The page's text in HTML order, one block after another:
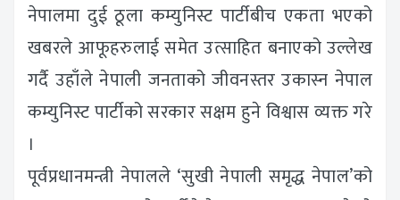
नेपालमा दुई ठूला कम्युनिस्ट पार्टीबीच एकता भएको
खबरले आफूहरुलाई समेत उत्साहित बनाएको उल्लेख
गर्दै उहाँले नेपाली जनताको जीवनस्तर उकास्न नेपाल
कम्युनिस्ट पार्टीको सरकार सक्षम हुने विश्वास व्यक्त गरे
।
पूर्वप्रधानमन्त्री नेपालले ‘सुखी नेपाली समृद्ध नेपाल’को